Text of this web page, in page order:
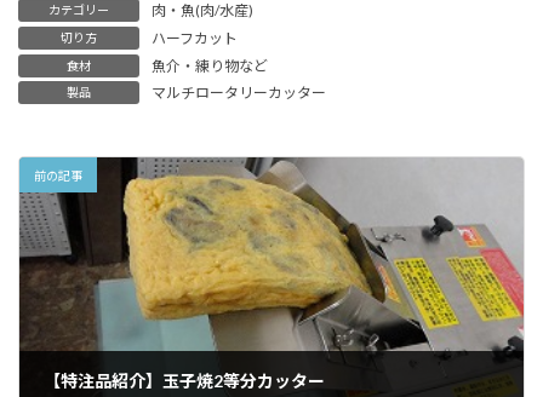
カテゴリー 肉・魚(肉/水産)
切り方 ハーフカット
食材 魚介・練り物など
製品 マルチロータリーカッター
前の記事
【特注品紹介】玉子焼2等分カッター